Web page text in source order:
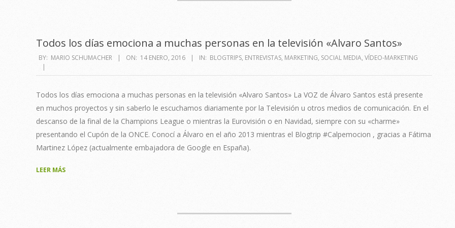
Todos los días emociona a muchas personas en la televisión «Alvaro Santos»
2016-
01-
BY: MARIO SCHUMACHER ON: 14 ENERO, 2016 IN: BLOGTRIPS, ENTREVISTAS, MARKETING, SOCIAL MEDIA, VÍDEO-MARKETING
Todos los días emociona a muchas personas en la televisión «Alvaro Santos» La VOZ de Álvaro Santos está presente
en muchos proyectos y sin saberlo le escuchamos diariamente por la Televisión u otros medios de comunicación. En el
descanso de la final de la Champions League o mientras la Eurovisión o en Navidad, siempre con su «charme»
presentando el Cupón de la ONCE. Conocí a Álvaro en el año 2013 mientras el Blogtrip #Calpemocion , gracias a Fátima
Martinez López (actualmente embajadora de Google en España).
LEER MÁS